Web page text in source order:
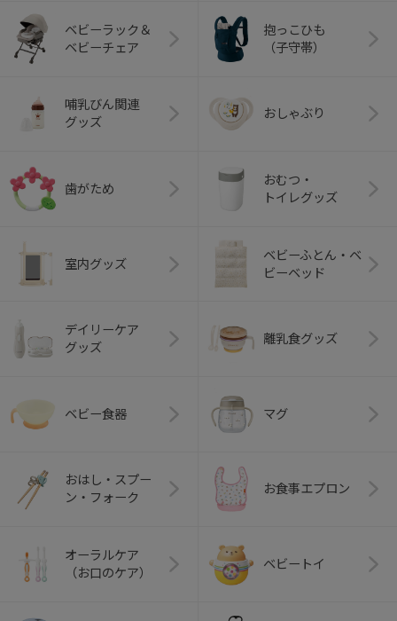
ベビーラック＆
ベビーチェア
抱っこひも
（子守帯）
哺乳びん関連
グッズ
おしゃぶり
歯がため
おむつ・
トイレグッズ
室内グッズ
ベビーふとん・ベ
ビーベッド
デイリーケア
グッズ
離乳食グッズ
ベビー食器 マグ
おはし・スプー
ン・フォーク
お食事エプロン
オーラルケア
（お口のケア）
ベビートイ